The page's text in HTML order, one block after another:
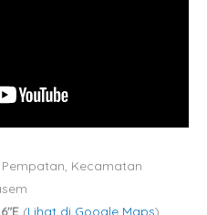
Kecamatan
(Lihat di Google Maps)